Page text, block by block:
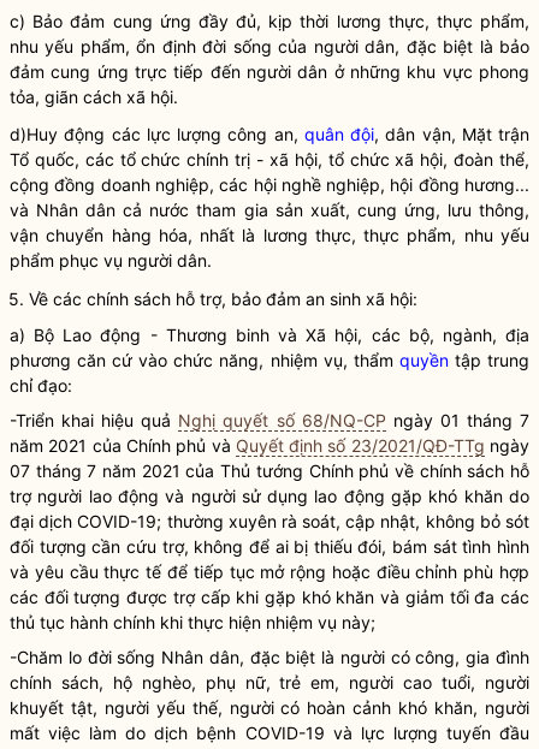
c) Bảo đảm cung ứng đầy đủ, kịp thời lương thực, thực phẩm,
nhu yếu phẩm, ổn định đời sống của người dân, đặc biệt là bảo
đảm cung ứng trực tiếp đến người dân ở những khu vực phong
tỏa, giãn cách xã hội.
d)Huy động các lực lượng công an, quân đội, dân vận, Mặt trận
Tổ quốc, các tổ chứcchính trị - xã hội, tổ chức xã hội, đoàn thể,
cộng đồng doanh nghiệp, các hội nghề nghiệp, hội đồng hương...
và Nhân dân cả nước tham gia sản xuất, cung ứng, lưu thông,
vận chuyển hàng hóa, nhất là lương thực, thực phẩm, nhu yếu
phẩm phục vụ người dân.
5. Về các chính sách hỗ trợ, bảo đảm an sinh xã hội:
a) Bộ Lao động - Thương binh và Xã hội, các bộ, ngành, địa
phương căn cứ vào chức năng, nhiệm vụ, thẩm quyềntập trung
chỉ đạo:
-Triển khai hiệu quả Nghị quyết số 68/NQ-CP ngày 01 tháng 7
năm 2021 của Chính phủ và Quyết định số 23/2021/QĐ-TTg ngày
07 tháng 7 năm 2021 của Thủ tướng Chính phủ về chính sách hỗ
trợ người lao động và người sử dụng lao động gặp khó khăn do
đại dịch COVID-19; thường xuyên rà soát, cập nhật, không bỏ sót
đối tượng cần cứu trợ, không để ai bị thiếu đói, bám sát tình hình
và yêu cầu thực tế để tiếp tục mở rộng hoặc điều chỉnh phù hợp
các đối tượng được trợ cấp khi gặp khó khăn và giảm tối đa các
thủ tục hành chính khi thực hiện nhiệm vụ này;
-Chăm lo đời sống Nhân dân, đặc biệt là người có công, gia đình
chính sách, hộ nghèo, phụ nữ, trẻ em, người cao tuổi, người
khuyết tật, người yếu thế, người có hoàn cảnh khó khăn, người
mất việc làm do dịch bệnh COVID-19 và lực lượng tuyến đầu